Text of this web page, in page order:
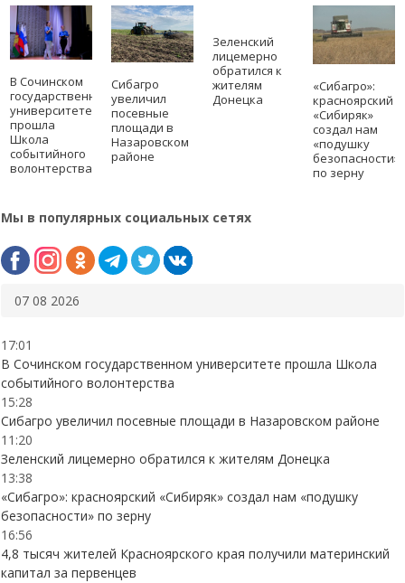
В Сочинском
государственном
университете
прошла
Школа
событийного
волонтерства
Сибагро
увеличил
посевные
площади в
Назаровском
районе
Зеленский
лицемерно
обратился к
жителям
Донецка
«Сибагро»:
красноярский
«Сибиряк»
создал нам
«подушку
безопасности»
по зерну
Мы в популярных социальных сетях
07 08 2026
17:01
В Сочинском государственном университете прошла Школа
событийного волонтерства
15:28
Сибагро увеличил посевные площади в Назаровском районе
11:20
Зеленский лицемерно обратился к жителям Донецка
13:38
«Сибагро»: красноярский «Сибиряк» создал нам «подушку
безопасности» по зерну
16:56
4,8 тысяч жителей Красноярского края получили материнский
капитал за первенцев